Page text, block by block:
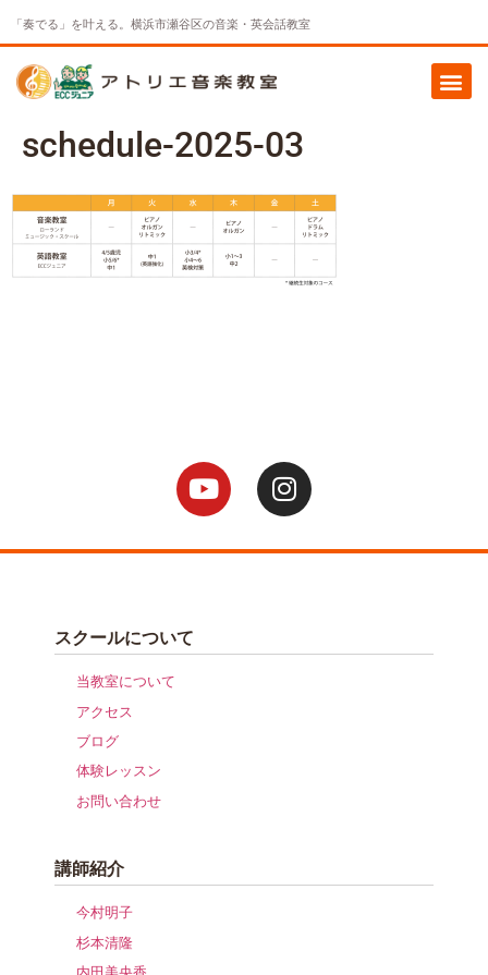
「奏でる」を叶える。横浜市瀬谷区の音楽・英会話教室
schedule-2025-03
スクールについて
当教室について
アクセス
ブログ
体験レッスン
お問い合わせ
講師紹介
今村明子
杉本清隆